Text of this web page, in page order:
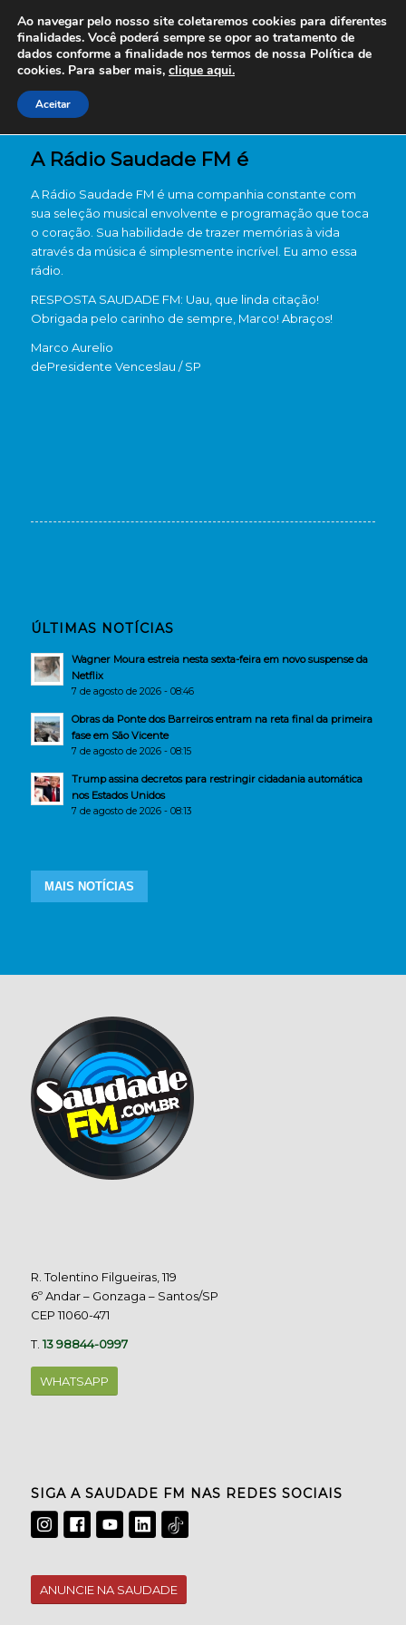
A Rádio Saudade FM é
A Rádio Saudade FM é uma companhia constante com
sua seleção musical envolvente e programação que toca
o coração. Sua habilidade de trazer memórias à vida
através da música é simplesmente incrível. Eu amo essa
rádio.
RESPOSTA SAUDADE FM: Uau, que linda citação!
Obrigada pelo carinho de sempre, Marco! Abraços!
Marco Aurelio
dePresidente Venceslau / SP
ÚLTIMAS NOTÍCIAS
Wagner Moura estreia nesta sexta-feira em novo suspense da
Netflix
7 de agosto de 2026 - 08:46
Obras da Ponte dos Barreiros entram na reta final da primeira
fase em São Vicente
7 de agosto de 2026 - 08:15
Trump assina decretos para restringir cidadania automática
nos Estados Unidos
7 de agosto de 2026 - 08:13
MAIS NOTÍCIAS
R. Tolentino Filgueiras, 119
6º Andar – Gonzaga – Santos/SP
CEP 11060-471
T.13 98844-0997
WHATSAPP
SIGA A SAUDADE FM NAS REDES SOCIAIS
ANUNCIE NA SAUDADE
Ao navegar pelo nosso site coletaremos cookies para diferentes
finalidades. Você poderá sempre se opor ao tratamento de
dados conforme a finalidade nos termos de nossa Política de
cookies. Para saber mais, clique aqui.
Aceitar